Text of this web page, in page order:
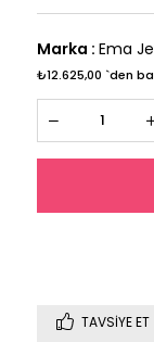
Marka : Ema
₺12.625,00 `den
TAVSIYE ET